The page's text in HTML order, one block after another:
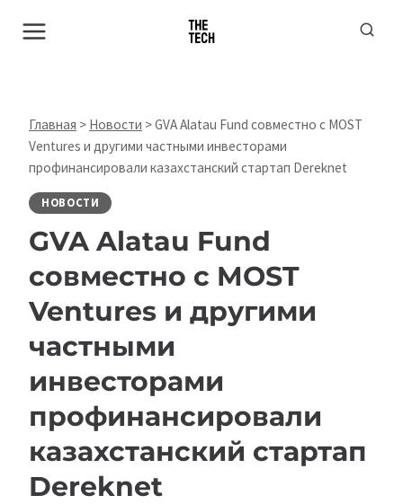
Главная > Новости >GVA Alatau Fund совместно с MOST
Ventures и другими частными инвесторами
профинансировали казахстанский стартап Dereknet
НОВОСТИ
GVA Alatau Fund
совместно с MOST
Ventures и другими
частными
инвесторами
профинансировали
казахстанский стартап
Dereknet